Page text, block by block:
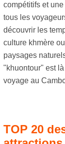
compétitifs et
tous les
découvrir les
culture khmère
paysages
"khuontour" est
voyage au
TOP 20